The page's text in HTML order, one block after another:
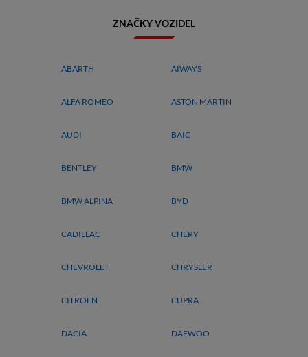
ZNAČKY VOZIDEL
ABARTH AIWAYS
ALFA ROMEO ASTON MARTIN
AUDI BAIC
BENTLEY BMW
BMW ALPINA BYD
CADILLAC CHERY
CHEVROLET CHRYSLER
CITROEN CUPRA
DACIA DAEWOO